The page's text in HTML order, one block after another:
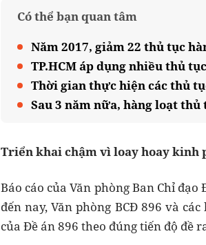
Có thể bạn quan tâm
Năm 2017, giảm 22 thủ tục
TP.HCM áp dụng nhiều thủ
Thời gian thực hiện các thủ
Sau 3 năm nữa, hàng loạt
Triển khai chậm vì loay hoay kinh
Báo cáo của Văn phòng Ban Chỉ
đến nay, Văn phòng BCĐ 896 và
của Đề án 896 theo đúng tiến độ đề